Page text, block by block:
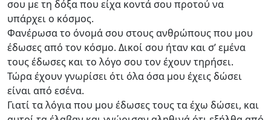
σου με τη δόξα που είχα κοντά σου προτού να
υπάρχει ο κόσμος.
Φανέρωσα το όνομά σου στους ανθρώπους που μου
έδωσες από τον κόσμο. Δικοί σου ήταν και σ’ εμένα
τους έδωσες και το λόγο σου τον έχουν τηρήσει.
Τώρα έχουν γνωρίσει ότι όλα όσα μου έχεις δώσει
είναι από εσένα.
Γιατί τα λόγια που μου έδωσες τους τα έχω δώσει, και